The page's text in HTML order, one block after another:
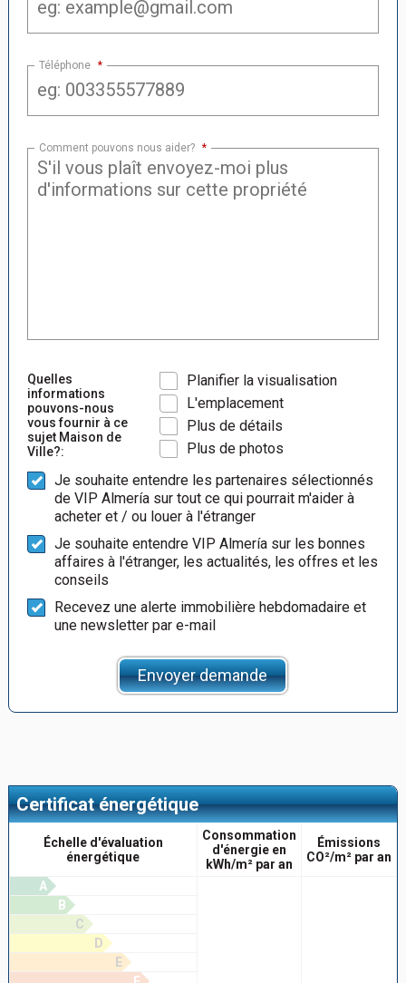
Téléphone *
Comment pouvons nous aider? *
Quelles
informations
pouvons-nous
vous fournir à ce
sujet Maison de
Ville?:
Planifier la visualisation
L'emplacement
Plus de détails
Plus de photos
Je souhaite entendre les partenaires sélectionnés
de VIP Almería sur tout ce qui pourrait m'aider à
acheter et / ou louer à l'étranger
Je souhaite entendre VIP Almería sur les bonnes
affaires à l'étranger, les actualités, les offres et les
conseils
Recevez une alerte immobilière hebdomadaire et
une newsletter par e-mail
Envoyer demande
Certificat énergétique
Échelle d'évaluation
énergétique
Consommation
d'énergie en
kWh/m² par an
Émissions
CO²/m² par an
A
B
C
D
E